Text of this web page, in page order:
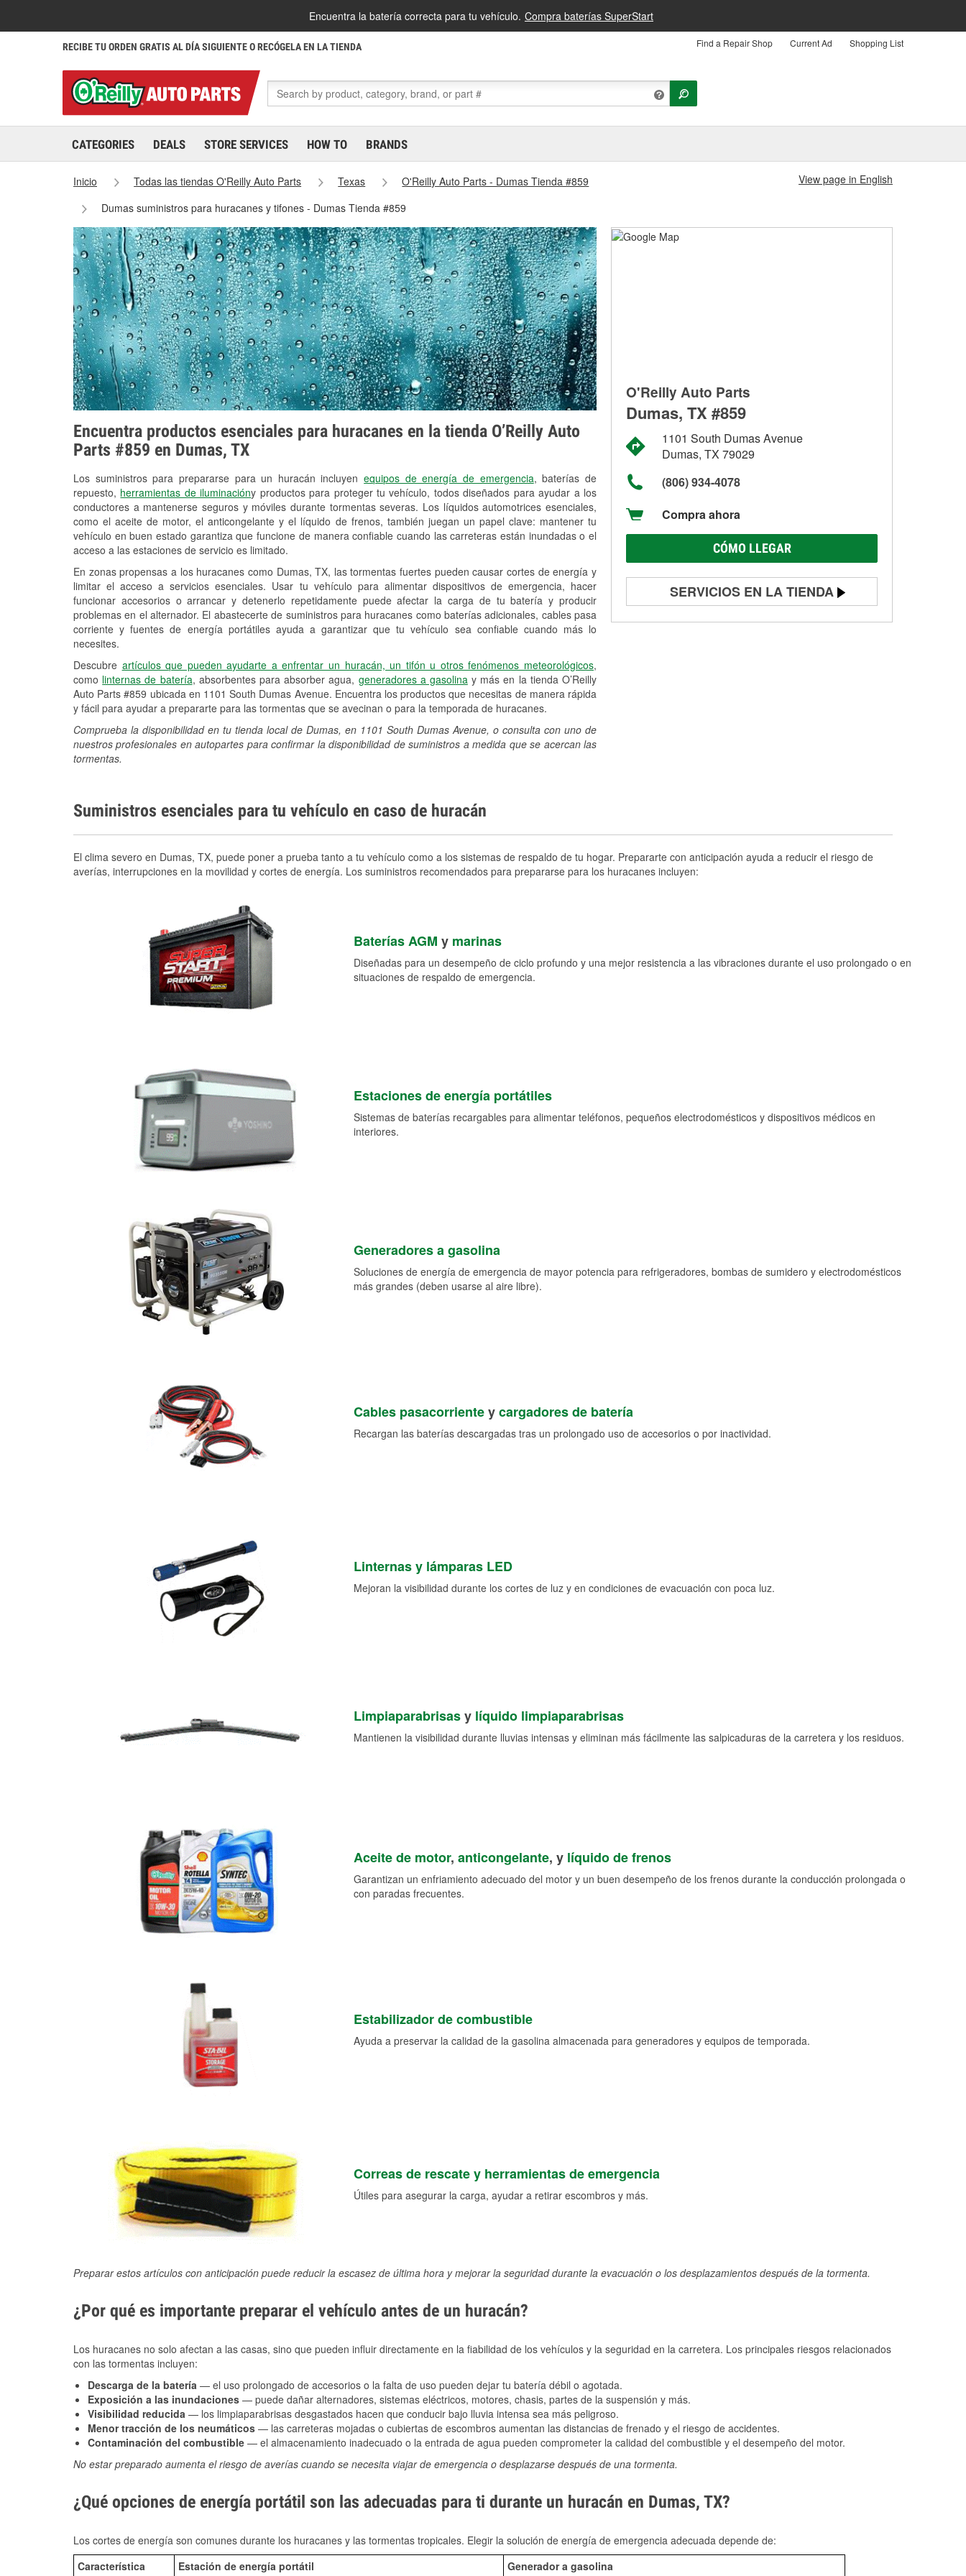
Encuentra la batería correcta para tu vehículo. Compra baterías SuperStart
RECIBE TU ORDEN GRATIS AL DÍA SIGUIENTE O RECÓGELA EN LA TIENDA Find a Repair Shop Current Ad Shopping List
CATEGORIES DEALS STORE SERVICES HOW TO BRANDS
Inicio Todas las tiendas O'Reilly Auto Parts Texas
O'Reilly Auto Parts - Dumas Tienda #859
Dumas suministros para huracanes y tifones - Dumas Tienda #859
View page in English
Encuentra productos esenciales para huracanes en la tienda O’Reilly Auto
Parts #859 en Dumas, TX
Los suministros para prepararse para un huracán incluyenequipos de energía de emergencia, baterías de
repuesto, herramientas de iluminacióny productos para proteger tu vehículo, todos diseñados para ayudar a los
conductores a mantenerse seguros y móviles durante tormentas severas. Los líquidos automotrices esenciales,
como el aceite de motor, el anticongelante y el líquido de frenos, también juegan un papel clave: mantener tu
vehículo en buen estado garantiza que funcione de manera confiable cuando las carreteras están inundadas o el
acceso a las estaciones de servicio es limitado.
En zonas propensas a los huracanes como Dumas, TX, las tormentas fuertes pueden causar cortes de energía y
limitar el acceso a servicios esenciales. Usar tu vehículo para alimentar dispositivos de emergencia, hacer
funcionar accesorios o arrancar y detenerlo repetidamente puede afectar la carga de tu batería y producir
problemas en el alternador. El abastecerte de suministros para huracanes como baterías adicionales, cables pasa
corriente y fuentes de energía portátiles ayuda a garantizar que tu vehículo sea confiable cuando más lo
necesites.
Descubre artículos que pueden ayudarte a enfrentar un huracán, un tifón u otros fenómenos meteorológicos,
como linternas de batería, absorbentes para absorber agua, generadores a gasolinay más en la tienda O’Reilly
Auto Parts #859 ubicada en 1101 South Dumas Avenue. Encuentra los productos que necesitas de manera rápida
y fácil para ayudar a prepararte para las tormentas que se avecinan o para la temporada de huracanes.
Comprueba la disponibilidad en tu tienda local de Dumas, en 1101 South Dumas Avenue, o consulta con uno de
nuestros profesionales en autopartes para confirmar la disponibilidad de suministros a medida que se acercan las
tormentas.
O'Reilly Auto Parts
Dumas, TX #859
1101 South Dumas Avenue
Dumas, TX 79029
(806) 934-4078
Compra ahora
CÓMO LLEGAR
SERVICIOS EN LA TIENDA
Prueba de batería
Conoce más
Suministros esenciales para tu vehículo en caso de huracán
El clima severo en Dumas, TX, puede poner a prueba tanto a tu vehículo como a los sistemas de respaldo de tu hogar. Prepararte con anticipación ayuda a reducir el riesgo de
averías, interrupciones en la movilidad y cortes de energía. Los suministros recomendados para prepararse para los huracanes incluyen:
Baterías AGM y marinas
Diseñadas para un desempeño de ciclo profundo y una mejor resistencia a las vibraciones durante el uso prolongado o en
situaciones de respaldo de emergencia.
Estaciones de energía portátiles
Sistemas de baterías recargables para alimentar teléfonos, pequeños electrodomésticos y dispositivos médicos en
interiores.
Generadores a gasolina
Soluciones de energía de emergencia de mayor potencia para refrigeradores, bombas de sumidero y electrodomésticos
más grandes (deben usarse al aire libre).
Cables pasacorrienteycargadores de batería
Recargan las baterías descargadas tras un prolongado uso de accesorios o por inactividad.
Linternas y lámparas LED
Mejoran la visibilidad durante los cortes de luz y en condiciones de evacuación con poca luz.
Limpiaparabrisasy líquido limpiaparabrisas
Mantienen la visibilidad durante lluvias intensas y eliminan más fácilmente las salpicaduras de la carretera y los residuos.
Aceite de motor, anticongelante, y líquido de frenos
Garantizan un enfriamiento adecuado del motor y un buen desempeño de los frenos durante la conducción prolongada o
con paradas frecuentes.
Estabilizador de combustible
Ayuda a preservar la calidad de la gasolina almacenada para generadores y equipos de temporada.
Correas de rescate y herramientas de emergencia
Útiles para asegurar la carga, ayudar a retirar escombros y más.
Preparar estos artículos con anticipación puede reducir la escasez de última hora y mejorar la seguridad durante la evacuación o los desplazamientos después de la tormenta.
¿Por qué es importante preparar el vehículo antes de un huracán?
Los huracanes no solo afectan a las casas, sino que pueden influir directamente en la fiabilidad de los vehículos y la seguridad en la carretera. Los principales riesgos relacionados
con las tormentas incluyen:
Descarga de la batería — el uso prolongado de accesorios o la falta de uso pueden dejar tu batería débil o agotada.
Exposición a las inundaciones — puede dañar alternadores, sistemas eléctricos, motores, chasis, partes de la suspensión y más.
Visibilidad reducida — los limpiaparabrisas desgastados hacen que conducir bajo lluvia intensa sea más peligroso.
Menor tracción de los neumáticos — las carreteras mojadas o cubiertas de escombros aumentan las distancias de frenado y el riesgo de accidentes.
Contaminación del combustible — el almacenamiento inadecuado o la entrada de agua pueden comprometer la calidad del combustible y el desempeño del motor.
No estar preparado aumenta el riesgo de averías cuando se necesita viajar de emergencia o desplazarse después de una tormenta.
¿Qué opciones de energía portátil son las adecuadas para ti durante un huracán en Dumas, TX?
Los cortes de energía son comunes durante los huracanes y las tormentas tropicales. Elegir la solución de energía de emergencia adecuada depende de:
Característica
Estación de energía portátil Generador a gasolina